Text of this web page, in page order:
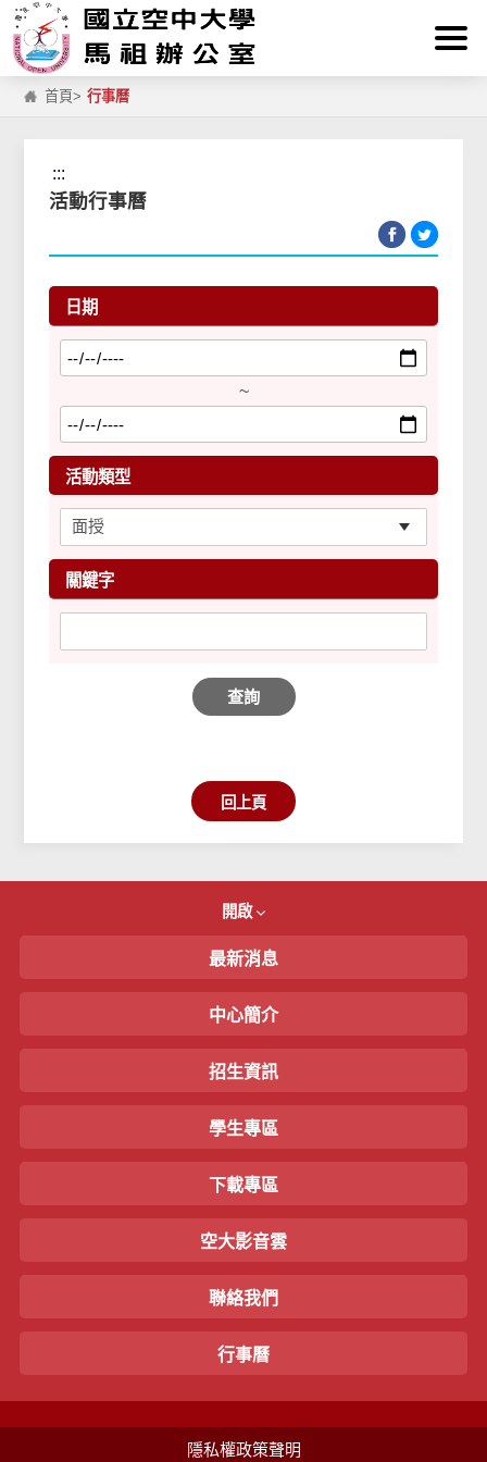
跳到主要內容區塊
:::
首頁> 行事曆
:::
活動行事曆
日期
~
活動類型
關鍵字
查詢
回上頁
開啟
最新消息
中心簡介
招生資訊
學生專區
下載專區
空大影音雲
聯絡我們
行事曆
隱私權政策聲明